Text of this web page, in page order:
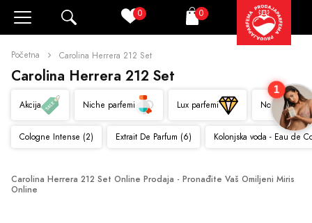
0 Korpa
0
Početna Carolina Herrera 212 Set
Carolina Herrera 212 Set
Akcija Niche parfemi Lux parfemi Novo
Cologne Intense (2) Extrait De Parfum (6) Kolonjska voda - Eau de
Carolina Herrera 212 Set Online Prodaja - Pronađite Vaš Omiljeni Miris
Online
1